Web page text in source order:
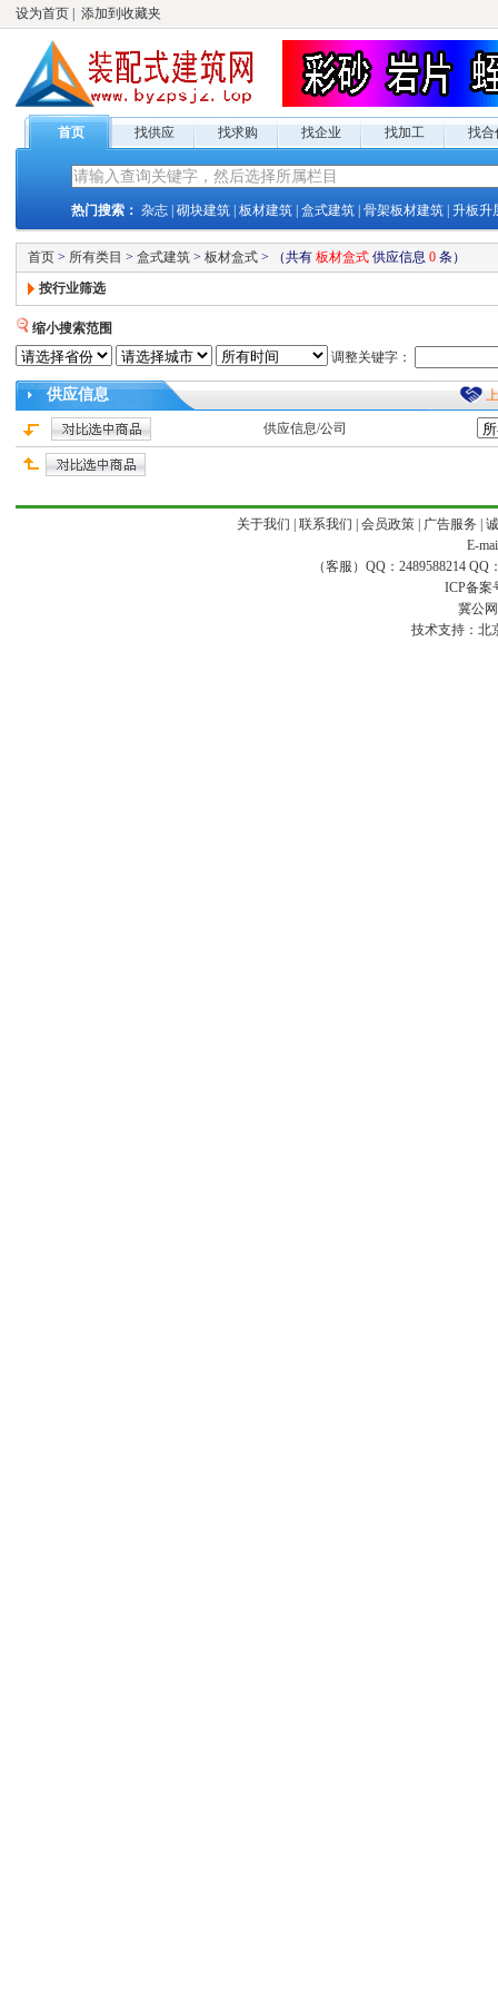
设为首页 添加到收藏夹
首页 找供应 找求购 找企业 找加工 找合
热门搜索： 杂志 砌块建筑 板材建筑 盒式建筑 骨架板材建筑 升板升
首页 > 所有类目 > 盒式建筑 > 板材盒式 > （共有 板材盒式 供应信息 0 条）
按行业筛选
缩小搜索范围
调整关键字：
供应信息
供应信息/公司
关于我们 联系我们 会员政策| 广告服务
E-
（客服）QQ：2489588214 QQ
ICP备案
冀公
技术支持： 北